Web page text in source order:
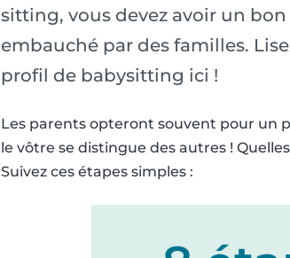
sitting, vous devez avoir un
embauché par des familles.
profil de babysitting ici !
Les parents opteront souvent pour un
le vôtre se distingue des autres !
Suivez ces étapes simples :